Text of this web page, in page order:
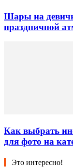
Шары на
праздничной
Как выбрать
для фото на
Это интересно!